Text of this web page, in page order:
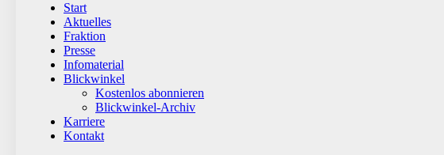
Start
Aktuelles
Fraktion
Presse
Infomaterial
Blickwinkel
Kostenlos abonnieren
Blickwinkel-Archiv
Karriere
Kontakt